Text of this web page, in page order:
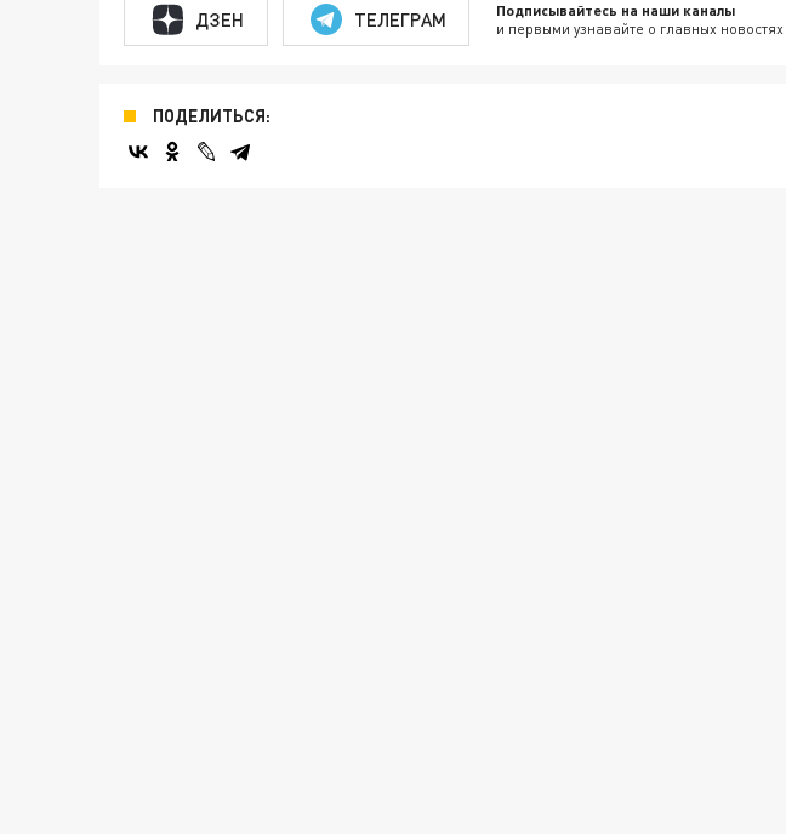
ДЗЕН ТЕЛЕГРАМ Подписывайтесь на наши каналы
и первыми узнавайте о главных
ПОДЕЛИТЬСЯ: